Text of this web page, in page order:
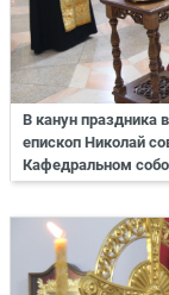
В канун праздника
епископ Николай
Кафедральном